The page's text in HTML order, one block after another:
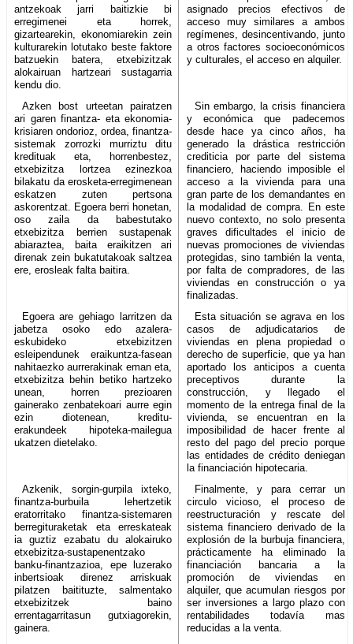
antzekoak jarri baitizkie bi
erregimenei eta horrek,
gizartearekin, ekonomiarekin zein
kulturarekin lotutako beste faktore
batzuekin batera, etxebizitzak
alokairuan hartzeari sustagarria
kendu dio.
asignado precios efectivos de
acceso muy similares a ambos
regímenes, desincentivando, junto
a otros factores socioeconómicos
y culturales, el acceso en alquiler.
Azken bost urteetan pairatzen
ari garen finantza- eta ekonomia-
krisiaren ondorioz, ordea, finantza-
sistemak zorrozki murriztu ditu
kredituak eta, horrenbestez,
etxebizitza lortzea ezinezkoa
bilakatu da erosketa-erregimenean
eskatzen zuten pertsona
askorentzat. Egoera berri honetan,
oso zaila da babestutako
etxebizitza berrien sustapenak
abiaraztea, baita eraikitzen ari
direnak zein bukatutakoak saltzea
ere, erosleak falta baitira.
Sin embargo, la crisis financiera
y económica que padecemos
desde hace ya cinco años, ha
generado la drástica restricción
crediticia por parte del sistema
financiero, haciendo imposible el
acceso a la vivienda para una
gran parte de los demandantes en
la modalidad de compra. En este
nuevo contexto, no solo presenta
graves dificultades el inicio de
nuevas promociones de viviendas
protegidas, sino también la venta,
por falta de compradores, de las
viviendas en construcción o ya
finalizadas.
Egoera are gehiago larritzen da
jabetza osoko edo azalera-
eskubideko etxebizitzen
esleipendunek eraikuntza-fasean
nahitaezko aurrerakinak eman eta,
etxebizitza behin betiko hartzeko
unean, horren prezioaren
gainerako zenbatekoari aurre egin
ezin diotenean, kreditu-
erakundeek hipoteka-mailegua
ukatzen dietelako.
Esta situación se agrava en los
casos de adjudicatarios de
viviendas en plena propiedad o
derecho de superficie, que ya han
aportado los anticipos a cuenta
preceptivos durante la
construcción, y llegado el
momento de la entrega final de la
vivienda, se encuentran en la
imposibilidad de hacer frente al
resto del pago del precio porque
las entidades de crédito deniegan
la financiación hipotecaria.
Azkenik, sorgin-gurpila ixteko,
finantza-burbuila lehertzetik
eratorritako finantza-sistemaren
berregituraketak eta erreskateak
ia guztiz ezabatu du alokairuko
etxebizitza-sustapenentzako
banku-finantzazioa, epe luzerako
inbertsioak direnez arriskuak
pilatzen baitituzte, salmentako
etxebizitzek baino
errentagarritasun gutxiagorekin,
gainera.
Finalmente, y para cerrar un
circulo vicioso, el proceso de
reestructuración y rescate del
sistema financiero derivado de la
explosión de la burbuja financiera,
prácticamente ha eliminado la
financiación bancaria a la
promoción de viviendas en
alquiler, que acumulan riesgos por
ser inversiones a largo plazo con
rentabilidades todavía mas
reducidas a la venta.